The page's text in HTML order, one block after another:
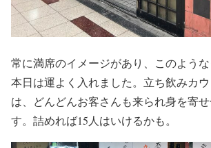
常に満席のイメージがあり、このよう
本日は運よく入れました。立ち飲みカ
は、どんどんお客さんも来られ身を寄
す。詰めれば15人はいけるかも。